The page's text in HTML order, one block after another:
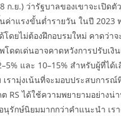
.ย.) ว่ารัฐบาลของเขาจะเปิด
าแรงขั้นต่ำรายวัน ในปี
ดยไม่ต้องฝึกอบรมใหม่ คาดว่
ดดเด่นอาจคาดหวังการปรับเ
และ 10–15% สำหรับผู้ที่ไ
รามุ่งเน้นที่จะมอบประสบการ
RS ได้ใช้ความพยายามอย่าง
รักษ์นิยมมากกว่าคำแนะนำ เ